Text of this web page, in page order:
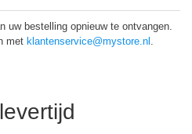
uw bestelling opnieuw te ontvangen.
met klantenservice@mystore.nl